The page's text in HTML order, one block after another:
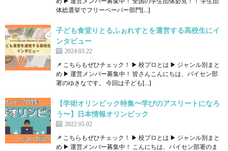
体総選挙でフリーペーパー部門[…]
子ども食堂りとるふぉれすとを運営する高校生にイ
ンタビュー
2024.03.22
📌 こちらもぜひチェック！ ▶ 校プロとは ▶ ジャンル別まと
め ▶ 運営メンバー募集中！ 皆さんこんにちは、パイセン部
署のゆきなです。 今回は子ども[…]
【学術オリンピック特集〜学びのアスリートになろ
う〜】日本情報オリンピック
2022.05.02
📌 こちらもぜひチェック！ ▶ 校プロとは ▶ ジャンル別まと
め ▶ 運営メンバー募集中！ こんにちは、パイセン部署のま